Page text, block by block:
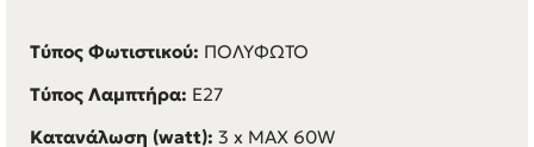
Τύπος Φωτιστικού: ΠΟΛΥΦΩΤΟ
Τύπος Λαμπτήρα: E27
Κατανάλωση (watt): 3 x MAX 60W